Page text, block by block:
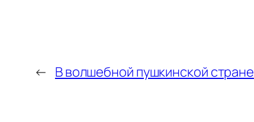
← В волшебной пушкинской стране